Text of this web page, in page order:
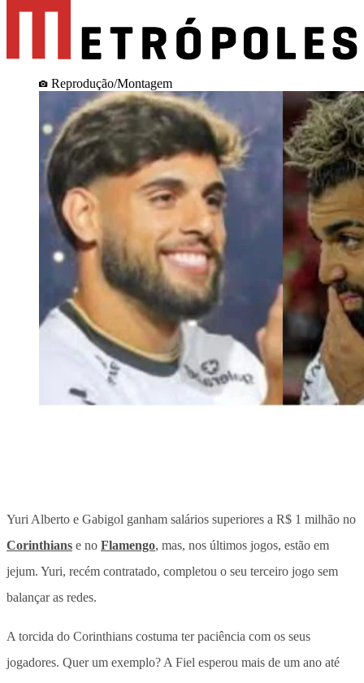
Reprodução/Montagem
Yuri Alberto e Gabigol ganham salários superiores a R$ 1 milhão no
Corinthians e no Flamengo, mas, nos últimos jogos, estão em
jejum. Yuri, recém contratado, completou o seu terceiro jogo sem
balançar as redes.
A torcida do Corinthians costuma ter paciência com os seus
jogadores. Quer um exemplo? A Fiel esperou mais de um ano até